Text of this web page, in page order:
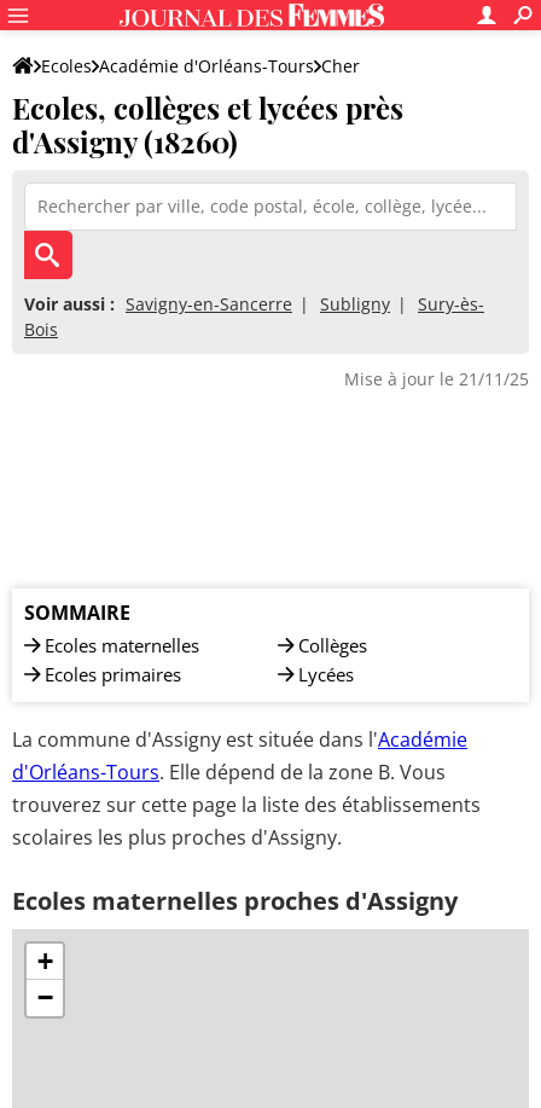
Ecoles Académie d'Orléans-Tours Cher
Ecoles, collèges et lycées près
d'Assigny (18260)
Voir aussi : Savigny-en-Sancerre Subligny
Sury-ès-
Bois
Mise à jour le 21/11/25
SOMMAIRE
Ecoles maternelles
Ecoles primaires
Collèges
Lycées
La commune d'Assigny est située dans l'Académie
d'Orléans-Tours. Elle dépend de la zone B. Vous
trouverez sur cette page la liste des établissements
scolaires les plus proches d'Assigny.
Ecoles maternelles proches d'Assigny
+
−